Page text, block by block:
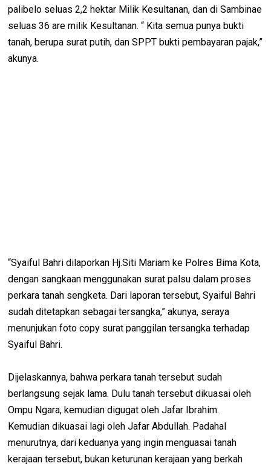
palibelo seluas 2,2 hektar Milik Kesultanan, dan di Sambinae
seluas 36 are milik Kesultanan. “ Kita semua punya bukti
tanah, berupa surat putih, dan SPPT bukti pembayaran pajak,”
akunya.
“Syaiful Bahri dilaporkan Hj.Siti Mariam ke Polres Bima Kota,
dengan sangkaan menggunakan surat palsu dalam proses
perkara tanah sengketa. Dari laporan tersebut, Syaiful Bahri
sudah ditetapkan sebagai tersangka,” akunya, seraya
menunjukan foto copy surat panggilan tersangka terhadap
Syaiful Bahri.
Dijelaskannya, bahwa perkara tanah tersebut sudah
berlangsung sejak lama. Dulu tanah tersebut dikuasai oleh
Ompu Ngara, kemudian digugat oleh Jafar Ibrahim.
Kemudian dikuasai lagi oleh Jafar Abdullah. Padahal
menurutnya, dari keduanya yang ingin menguasai tanah
kerajaan tersebut, bukan keturunan kerajaan yang berkah